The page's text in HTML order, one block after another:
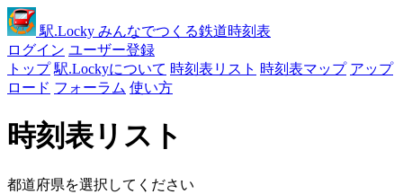
駅.Locky みんなでつくる鉄道時刻表
ログイン ユーザー登録
トップ 駅.Lockyについて 時刻表リスト 時刻表マップ アップ
ロード フォーラム 使い方
時刻表リスト
都道府県を選択してください